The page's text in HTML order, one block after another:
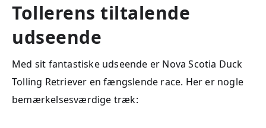
Tollerens tiltalende
udseende
Med sit fantastiske udseende er Nova Scotia Duck
Tolling Retriever en fængslende race. Her er nogle
bemærkelsesværdige træk: